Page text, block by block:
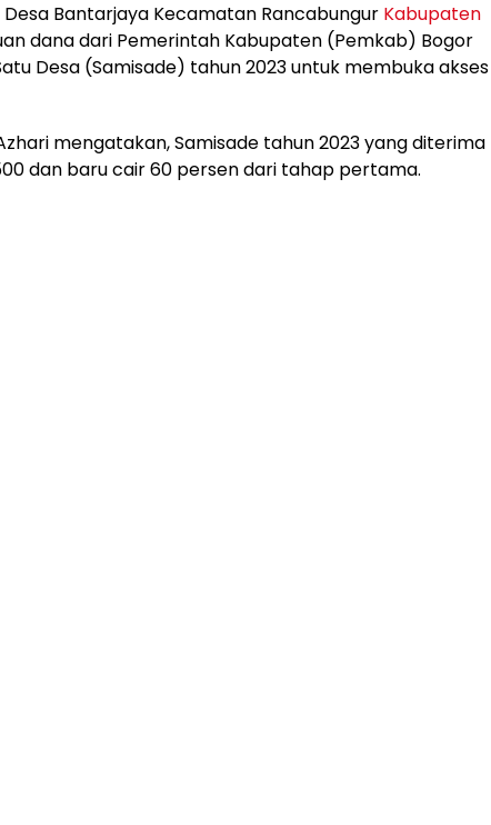
Desa Bantarjaya Kecamatan Rancabungur Kabupaten
dana dari Pemerintah Kabupaten (Pemkab) Bogor
Desa (Samisade) tahun 2023 untuk membuka akses
mengatakan, Samisade tahun 2023 yang diterima
dan baru cair 60 persen dari tahap pertama.